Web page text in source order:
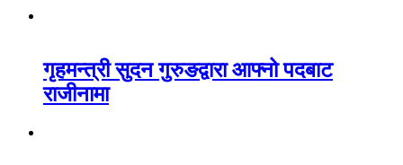
गृहमन्त्री सुदन गुरुङद्वारा आफ्नो पदबाट
राजीनामा